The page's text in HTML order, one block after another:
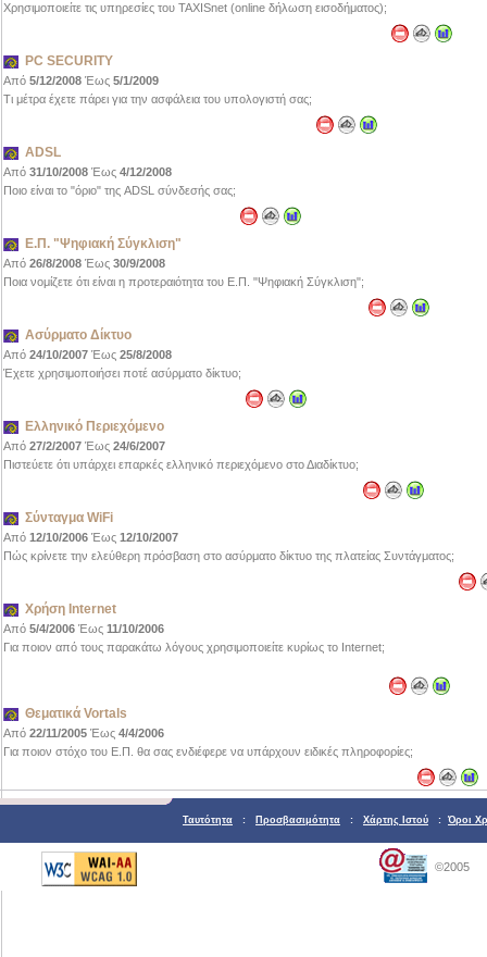
Χρησιμοποιείτε τις υπηρεσίες του TAXISnet (online δήλωση εισοδήματος);
PC SECURITY
Από 5/12/2008 Έως 5/1/2009
Τι μέτρα έχετε πάρει για την ασφάλεια του υπολογιστή σας;
ADSL
Από 31/10/2008 Έως 4/12/2008
Ποιο είναι το "όριο" της ADSL σύνδεσής σας;
Ε.Π. "Ψηφιακή Σύγκλιση"
Από 26/8/2008 Έως 30/9/2008
Ποια νομίζετε ότι είναι η προτεραιότητα του Ε.Π. "Ψηφιακή Σύγκλιση";
Ασύρματο Δίκτυο
Από 24/10/2007 Έως 25/8/2008
Έχετε χρησιμοποιήσει ποτέ ασύρματο δίκτυο;
Ελληνικό Περιεχόμενο
Από 27/2/2007 Έως 24/6/2007
Πιστεύετε ότι υπάρχει επαρκές ελληνικό περιεχόμενο στο Διαδίκτυο;
Σύνταγμα WiFi
Από 12/10/2006 Έως 12/10/2007
Πώς κρίνετε την ελεύθερη πρόσβαση στο ασύρματο δίκτυο της πλατείας Συντάγματος;
Χρήση Internet
Από 5/4/2006 Έως 11/10/2006
Για ποιον από τους παρακάτω λόγους χρησιμοποιείτε κυρίως το Internet;
Θεματικά Vortals
Από 22/11/2005 Έως 4/4/2006
Για ποιον στόχο του Ε.Π. θα σας ενδιέφερε να υπάρχουν ειδικές πληροφορίες;
Ταυτότητα : Προσβασιμότητα : Χάρτης Ιστού : Όροι
©2005